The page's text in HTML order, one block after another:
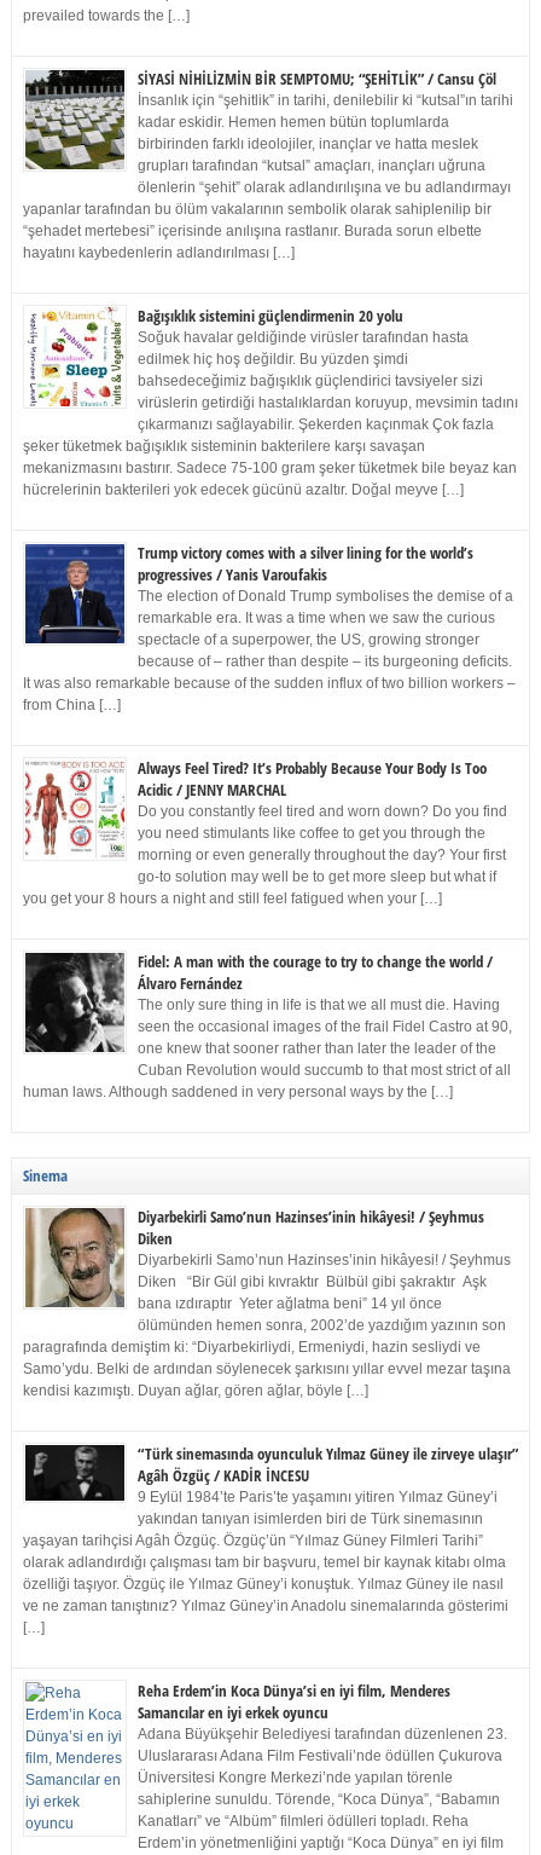
prevailed towards the […]
SİYASİ NİHİLİZMİN BİR SEMPTOMU; “ŞEHİTLİK” / Cansu Çöl
İnsanlık için “şehitlik” in tarihi, denilebilir ki “kutsal”ın tarihi
kadar eskidir. Hemen hemen bütün toplumlarda
birbirinden farklı ideolojiler, inançlar ve hatta meslek
grupları tarafından “kutsal” amaçları, inançları uğruna
ölenlerin “şehit” olarak adlandırılışına ve bu adlandırmayı
yapanlar tarafından bu ölüm vakalarının sembolik olarak sahiplenilip bir
“şehadet mertebesi” içerisinde anılışına rastlanır. Burada sorun elbette
hayatını kaybedenlerin adlandırılması […]
Bağışıklık sistemini güçlendirmenin 20 yolu
Soğuk havalar geldiğinde virüsler tarafından hasta
edilmek hiç hoş değildir. Bu yüzden şimdi
bahsedeceğimiz bağışıklık güçlendirici tavsiyeler sizi
virüslerin getirdiği hastalıklardan koruyup, mevsimin tadını
çıkarmanızı sağlayabilir. Şekerden kaçınmak Çok fazla
şeker tüketmek bağışıklık sisteminin bakterilere karşı savaşan
mekanizmasını bastırır. Sadece 75-100 gram şeker tüketmek bile beyaz kan
hücrelerinin bakterileri yok edecek gücünü azaltır. Doğal meyve […]
Trump victory comes with a silver lining for the world’s
progressives / Yanis Varoufakis
The election of Donald Trump symbolises the demise of a
remarkable era. It was a time when we saw the curious
spectacle of a superpower, the US, growing stronger
because of – rather than despite – its burgeoning deficits.
It was also remarkable because of the sudden influx of two billion workers –
from China […]
Always Feel Tired? It’s Probably Because Your Body Is Too
Acidic / JENNY MARCHAL
Do you constantly feel tired and worn down? Do you find
you need stimulants like coffee to get you through the
morning or even generally throughout the day? Your first
go-to solution may well be to get more sleep but what if
you get your 8 hours a night and still feel fatigued when your […]
Fidel: A man with the courage to try to change the world /
Álvaro Fernández
The only sure thing in life is that we all must die. Having
seen the occasional images of the frail Fidel Castro at 90,
one knew that sooner rather than later the leader of the
Cuban Revolution would succumb to that most strict of all
human laws. Although saddened in very personal ways by the […]
Sinema
Diyarbekirli Samo’nun Hazinses’inin hikâyesi! / Şeyhmus
Diken
Diyarbekirli Samo’nun Hazinses’inin hikâyesi! / Şeyhmus
Diken “Bir Gül gibi kıvraktır Bülbül gibi şakraktır Aşk
bana ızdıraptır Yeter ağlatma beni” 14 yıl önce
ölümünden hemen sonra, 2002’de yazdığım yazının son
paragrafında demiştim ki: “Diyarbekirliydi, Ermeniydi, hazin sesliydi ve
Samo’ydu. Belki de ardından söylenecek şarkısını yıllar evvel mezar taşına
kendisi kazımıştı. Duyan ağlar, gören ağlar, böyle […]
“Türk sinemasında oyunculuk Yılmaz Güney ile zirveye ulaşır”
Agâh Özgüç / KADİR İNCESU
9 Eylül 1984’te Paris’te yaşamını yitiren Yılmaz Güney’i
yakından tanıyan isimlerden biri de Türk sinemasının
yaşayan tarihçisi Agâh Özgüç. Özgüç’ün “Yılmaz Güney Filmleri Tarihi”
olarak adlandırdığı çalışması tam bir başvuru, temel bir kaynak kitabı olma
özelliği taşıyor. Özgüç ile Yılmaz Güney’i konuştuk. Yılmaz Güney ile nasıl
ve ne zaman tanıştınız? Yılmaz Güney’in Anadolu sinemalarında gösterimi
[…]
Reha Erdem’in Koca Dünya’si en iyi film, Menderes
Samancılar en iyi erkek oyuncu
Adana Büyükşehir Belediyesi tarafından düzenlenen 23.
Uluslararası Adana Film Festivali’nde ödüllen Çukurova
Üniversitesi Kongre Merkezi’nde yapılan törenle
sahiplerine sunuldu. Törende, “Koca Dünya”, “Babamın
Kanatları” ve “Albüm” filmleri ödülleri topladı. Reha
Erdem’in yönetmenliğini yaptığı “Koca Dünya” en iyi film